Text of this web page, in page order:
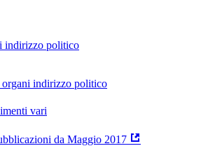
indirizzo politico
indirizzo politico
vari
da Maggio 2017